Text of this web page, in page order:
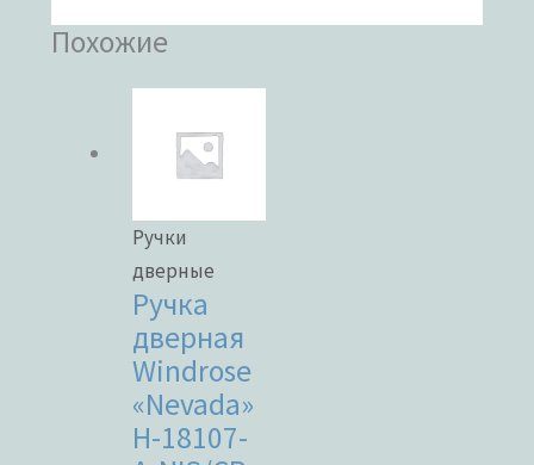
Похожие
Ручки
дверные
Ручка
дверная
Windrose
«Nevada»
H-18107-